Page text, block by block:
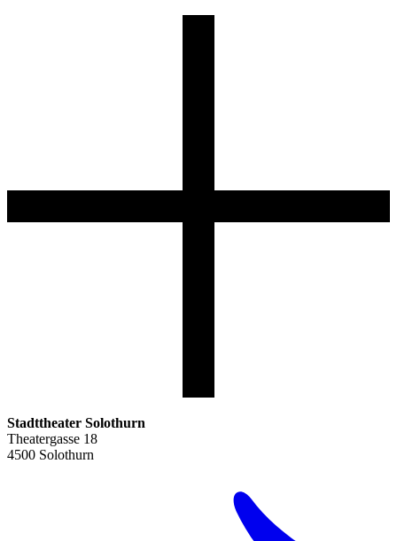
Stadttheater Solothurn
Theatergasse 18
4500 Solothurn